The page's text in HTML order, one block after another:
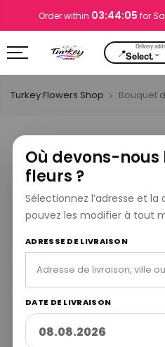
Order within 03:44:05 for
📍Select.⌄
Où devons-nous
fleurs ?
Sélectionnez l’adresse et la
pouvez les modifier à tout
ADRESSE DE LIVRAISON
DATE DE LIVRAISON
Turkey Flowers Shop Bouquet